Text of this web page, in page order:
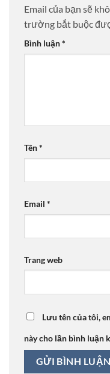
Email của bạn sẽ
trường bắt buộc
Bình luận*
Tên*
Email *
Trang web
Lưu tên của tôi,
này cho lần bình luận